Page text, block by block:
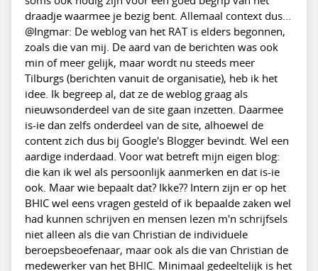
draadje waarmee je bezig bent. Allemaal context dus...
@Ingmar: De weblog van het RAT is elders begonnen,
zoals die van mij. De aard van de berichten was ook
min of meer gelijk, maar wordt nu steeds meer
Tilburgs (berichten vanuit de organisatie), heb ik het
idee. Ik begreep al, dat ze de weblog graag als
nieuwsonderdeel van de site gaan inzetten. Daarmee
is-ie dan zelfs onderdeel van de site, alhoewel de
content zich dus bij Google's Blogger bevindt. Wel een
aardige inderdaad. Voor wat betreft mijn eigen blog:
die kan ik wel als persoonlijk aanmerken en dat is-ie
ook. Maar wie bepaalt dat? Ikke?? Intern zijn er op het
BHIC wel eens vragen gesteld of ik bepaalde zaken wel
had kunnen schrijven en mensen lezen m'n schrijfsels
niet alleen als die van Christian de individuele
beroepsbeoefenaar, maar ook als die van Christian de
medewerker van het BHIC. Minimaal gedeeltelijk is het